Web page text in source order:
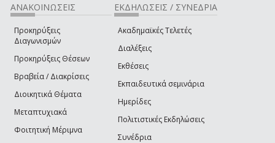
ΑΝΑΚΟΙΝΩΣΕΙΣ
Προκηρύξεις
Διαγωνισμών
Προκηρύξεις Θέσεων
Βραβεία / Διακρίσεις
Διοικητικά Θέματα
Μεταπτυχιακά
Φοιτητική Μέριμνα
ΕΚΔΗΛΩΣΕΙΣ / ΣΥΝΕΔΡΙΑ
Ακαδημαϊκές Τελετές
Διαλέξεις
Εκθέσεις
Εκπαιδευτικά σεμινάρια
Ημερίδες
Πολιτιστικές Εκδηλώσεις
Συνέδρια